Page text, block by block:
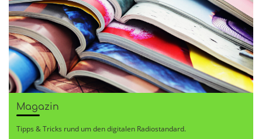
Magazin
Tipps & Tricks rund um den digitalen Radiostandard.